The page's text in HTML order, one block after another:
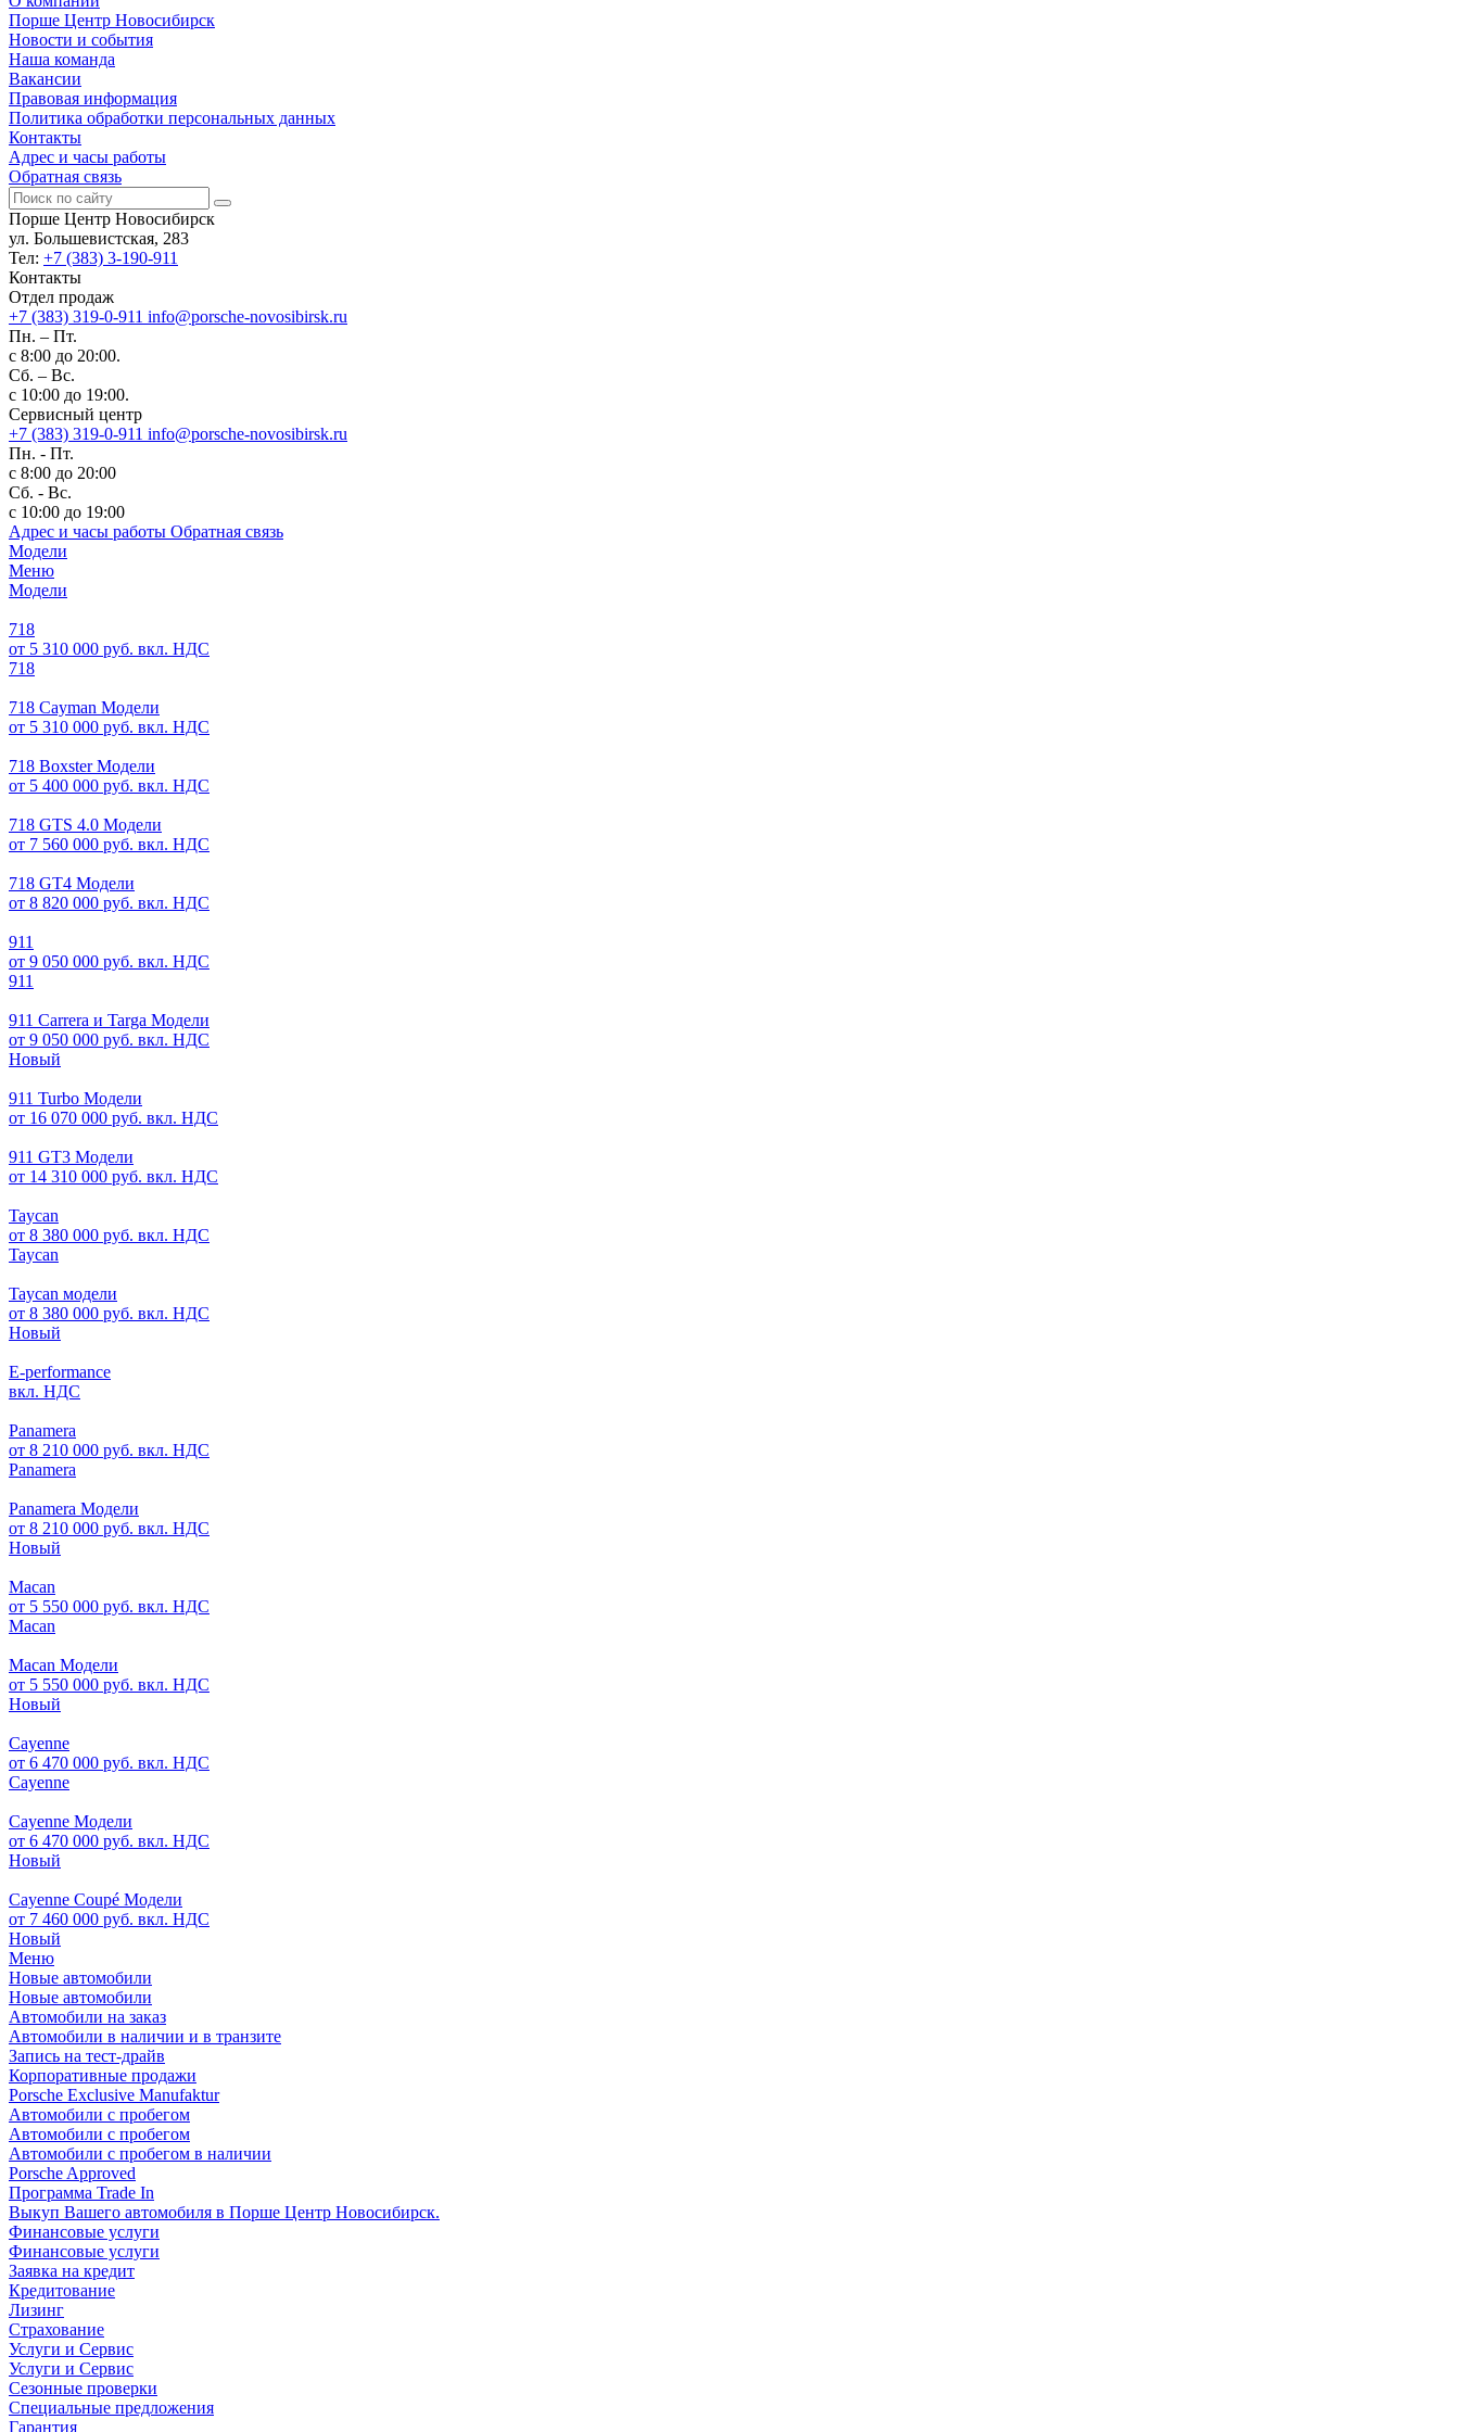
Порше Центр Новосибирск
Новости и события
Наша команда
Вакансии
Правовая информация
Политика обработки персональных данных
Контакты
Адрес и часы работы
Обратная связь
Порше Центр Новосибирск
ул. Большевистская, 283
Тел: +7 (383) 3-190-911
Контакты
Отдел продаж
+7 (383) 319-0-911 info@porsche-novosibirsk.ru
Пн. – Пт.
с 8:00 до 20:00.
Сб. – Вс.
с 10:00 до 19:00.
Сервисный центр
+7 (383) 319-0-911 info@porsche-novosibirsk.ru
Пн. - Пт.
с 8:00 до 20:00
Сб. - Вс.
с 10:00 до 19:00
Адрес и часы работы Обратная связь
Модели
Меню
Модели
718
от 5 310 000 руб. вкл. НДС
718
718 Cayman Модели
от 5 310 000 руб. вкл. НДС
718 Boxster Модели
от 5 400 000 руб. вкл. НДС
718 GTS 4.0 Модели
от 7 560 000 руб. вкл. НДС
718 GT4 Модели
от 8 820 000 руб. вкл. НДС
911
от 9 050 000 руб. вкл. НДС
911
911 Carrera и Targa Модели
от 9 050 000 руб. вкл. НДС
Новый
911 Turbo Модели
от 16 070 000 руб. вкл. НДС
911 GT3 Модели
от 14 310 000 руб. вкл. НДС
Taycan
от 8 380 000 руб. вкл. НДС
Taycan
Taycan модели
от 8 380 000 руб. вкл. НДС
Новый
E-performance
вкл. НДС
Panamera
от 8 210 000 руб. вкл. НДС
Panamera
Panamera Модели
от 8 210 000 руб. вкл. НДС
Новый
Macan
от 5 550 000 руб. вкл. НДС
Macan
Macan Модели
от 5 550 000 руб. вкл. НДС
Новый
Cayenne
от 6 470 000 руб. вкл. НДС
Cayenne
Cayenne Модели
от 6 470 000 руб. вкл. НДС
Новый
Cayenne Coupé Модели
от 7 460 000 руб. вкл. НДС
Новый
Меню
Новые автомобили
Новые автомобили
Автомобили на заказ
Автомобили в наличии и в транзите
Запись на тест-драйв
Корпоративные продажи
Porsche Exclusive Manufaktur
Автомобили с пробегом
Автомобили с пробегом
Автомобили с пробегом в наличии
Porsche Approved
Программа Trade In
Выкуп Вашего автомобиля в Порше Центр Новосибирск.
Финансовые услуги
Финансовые услуги
Заявка на кредит
Кредитование
Лизинг
Страхование
Услуги и Сервис
Услуги и Сервис
Сезонные проверки
Специальные предложения
Гарантия